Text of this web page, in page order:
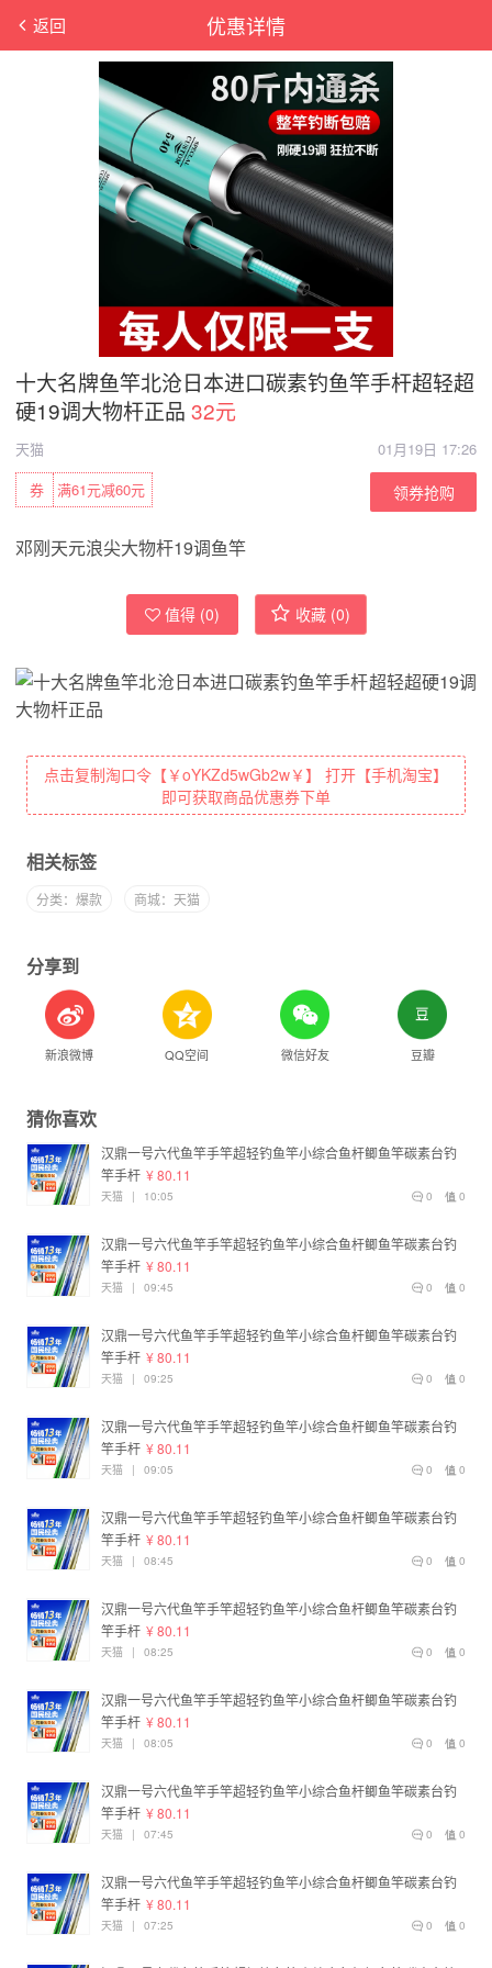
优惠详情
返回
十大名牌鱼竿北沧日本进口碳素钓鱼竿手杆超轻超
硬19调大物杆正品 32元
天猫
01月19日 17:26
满61元减60元
券 领券抢购
邓刚天元浪尖大物杆19调鱼竿
值得 (0) 收藏 (0)
点击复制淘口令【￥oYKZd5wGb2w￥】 打开【手机淘宝】
即可获取商品优惠券下单
相关标签
分类：爆款 商城：天猫
分享到
新浪微博 QQ空间 微信好友 豆瓣
猜你喜欢
汉鼎一号六代鱼竿手竿超轻钓鱼竿小综合鱼杆鲫鱼竿碳素台钓
竿手杆 ¥ 80.11
0
0
天猫 | 10:05
汉鼎一号六代鱼竿手竿超轻钓鱼竿小综合鱼杆鲫鱼竿碳素台钓
竿手杆 ¥ 80.11
0
0
天猫 | 09:45
汉鼎一号六代鱼竿手竿超轻钓鱼竿小综合鱼杆鲫鱼竿碳素台钓
竿手杆 ¥ 80.11
0
0
天猫 | 09:25
汉鼎一号六代鱼竿手竿超轻钓鱼竿小综合鱼杆鲫鱼竿碳素台钓
竿手杆 ¥ 80.11
0
0
天猫 | 09:05
汉鼎一号六代鱼竿手竿超轻钓鱼竿小综合鱼杆鲫鱼竿碳素台钓
竿手杆 ¥ 80.11
0
0
天猫 | 08:45
汉鼎一号六代鱼竿手竿超轻钓鱼竿小综合鱼杆鲫鱼竿碳素台钓
竿手杆 ¥ 80.11
0
0
天猫 | 08:25
汉鼎一号六代鱼竿手竿超轻钓鱼竿小综合鱼杆鲫鱼竿碳素台钓
竿手杆 ¥ 80.11
0
0
天猫 | 08:05
汉鼎一号六代鱼竿手竿超轻钓鱼竿小综合鱼杆鲫鱼竿碳素台钓
竿手杆 ¥ 80.11
0
0
天猫 | 07:45
汉鼎一号六代鱼竿手竿超轻钓鱼竿小综合鱼杆鲫鱼竿碳素台钓
竿手杆 ¥ 80.11
0
0
天猫 | 07:25